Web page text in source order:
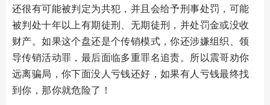
还很有可能被判定为共犯，并且会给予刑事处罚，可能
被判处十年以上有期徒刑、无期徒刑，并处罚金或没收
财产。如果这个盘还是个传销模式，你还涉嫌组织、领
导传销活动罪，最后面临多重罪名追责。所以震哥劝你
远离骗局，你下面没人亏钱还好，如果有人亏钱最终找
到你，那你就危险了！